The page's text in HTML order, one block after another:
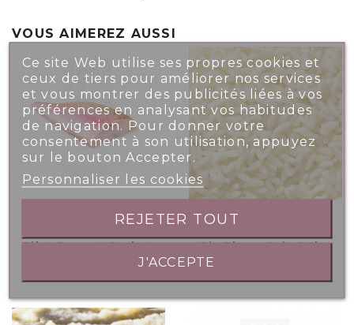
VOUS AIMEREZ AUSSI
Filet Rouget Barbet
Avec Peau +/- 50gr
Riz Blanc Cuit 2.5kg
Ce site Web utilise ses propres cookies et
ceux de tiers pour améliorer nos services
et vous montrer des publicités liées à vos
préférences en analysant vos habitudes
de navigation. Pour donner votre
consentement à son utilisation, appuyez
sur le bouton Accepter.
Personnaliser les cookies
REJETER TOUT
J'ACCEPTE